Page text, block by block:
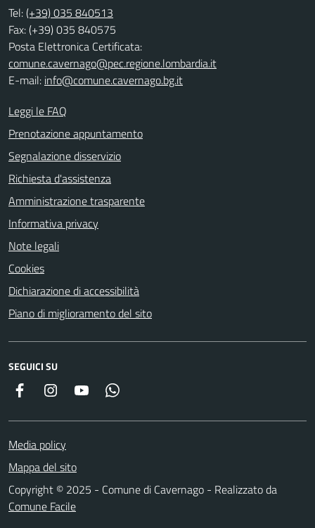
Tel:(+39) 035 840513
Fax: (+39) 035 840575
Posta Elettronica Certificata:
comune.cavernago@pec.regione.lombardia.it
E-mail: info@comune.cavernago.bg.it
Leggi le FAQ
Prenotazione appuntamento
Segnalazione disservizio
Richiesta d'assistenza
Amministrazione trasparente
Informativa privacy
Note legali
Cookies
Dichiarazione di accessibilità
Piano di miglioramento del sito
SEGUICI SU
Facebook InstagramYouTube
Media policy
Mappa del sito
Copyright © 2025 - Comune di Cavernago - Realizzato da
Comune Facile